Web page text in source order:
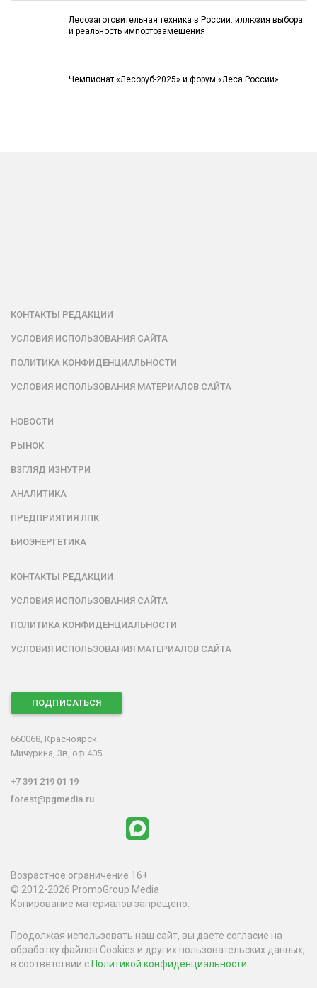
Лесозаготовительная техника в России: иллюзия выбора
и реальность импортозамещения
Чемпионат «Лесоруб-2025» и форум «Леса России»
КОНТАКТЫ РЕДАКЦИИ
УСЛОВИЯ ИСПОЛЬЗОВАНИЯ САЙТА
ПОЛИТИКА КОНФИДЕНЦИАЛЬНОСТИ
УСЛОВИЯ ИСПОЛЬЗОВАНИЯ МАТЕРИАЛОВ САЙТА
НОВОСТИ
РЫНОК
ВЗГЛЯД ИЗНУТРИ
АНАЛИТИКА
ПРЕДПРИЯТИЯ ЛПК
БИОЭНЕРГЕТИКА
КОНТАКТЫ РЕДАКЦИИ
УСЛОВИЯ ИСПОЛЬЗОВАНИЯ САЙТА
ПОЛИТИКА КОНФИДЕНЦИАЛЬНОСТИ
УСЛОВИЯ ИСПОЛЬЗОВАНИЯ МАТЕРИАЛОВ САЙТА
ПОДПИСАТЬСЯ
660068, Красноярск
Мичурина, 3в, оф.405
+7 391 219 01 19
forest@pgmedia.ru
Возрастное ограничение 16+
© 2012-2026 PromoGroup Media
Копирование материалов запрещено.
Продолжая использовать наш сайт, вы даете согласие на
обработку файлов Cookies и других пользовательских данных,
в соответствии с Политикой конфиденциальности